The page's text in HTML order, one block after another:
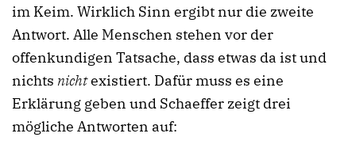
im Keim. Wirklich Sinn ergibt nur die zweite
Antwort. Alle Menschen stehen vor der
offenkundigen Tatsache, dass etwas da ist und
nichts nichtexistiert. Dafür muss es eine
Erklärung geben und Schaeffer zeigt drei
mögliche Antworten auf: